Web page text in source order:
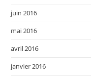
juin 2016
mai 2016
avril 2016
janvier 2016